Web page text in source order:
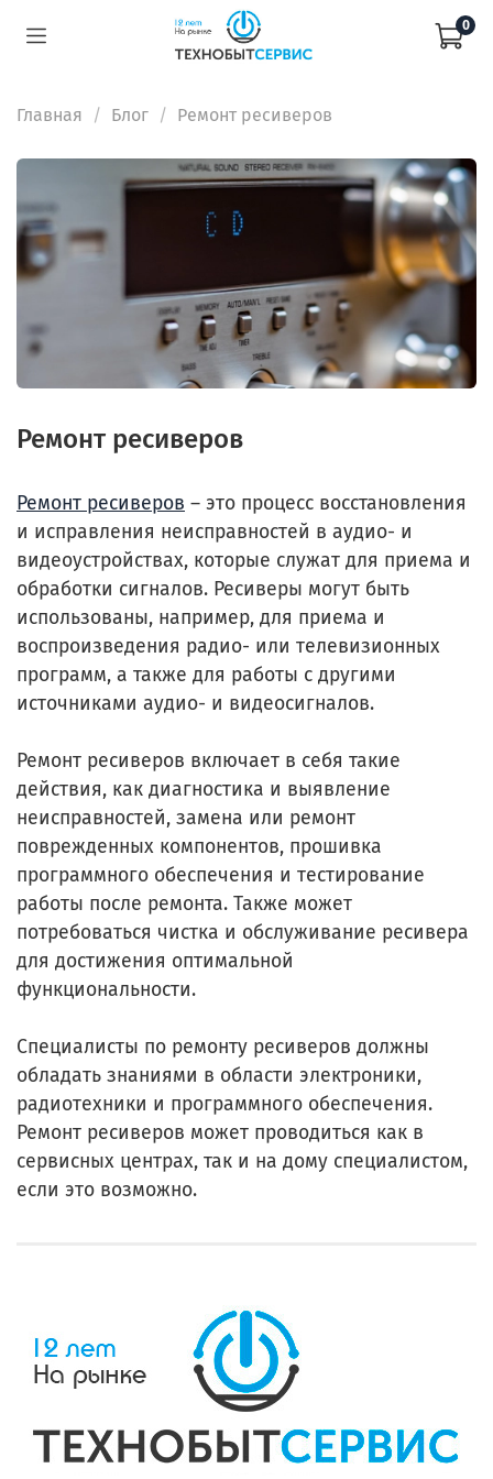
0
Главная Блог Ремонт ресиверов
Ремонт ресиверов
Ремонт ресиверов – это процесс восстановления
и исправления неисправностей в аудио- и
видеоустройствах, которые служат для приема и
обработки сигналов. Ресиверы могут быть
использованы, например, для приема и
воспроизведения радио- или телевизионных
программ, а также для работы с другими
источниками аудио- и видеосигналов.
Ремонт ресиверов включает в себя такие
действия, как диагностика и выявление
неисправностей, замена или ремонт
поврежденных компонентов, прошивка
программного обеспечения и тестирование
работы после ремонта. Также может
потребоваться чистка и обслуживание ресивера
для достижения оптимальной
функциональности.
Специалисты по ремонту ресиверов должны
обладать знаниями в области электроники,
радиотехники и программного обеспечения.
Ремонт ресиверов может проводиться как в
сервисных центрах, так и на дому специалистом,
если это возможно.